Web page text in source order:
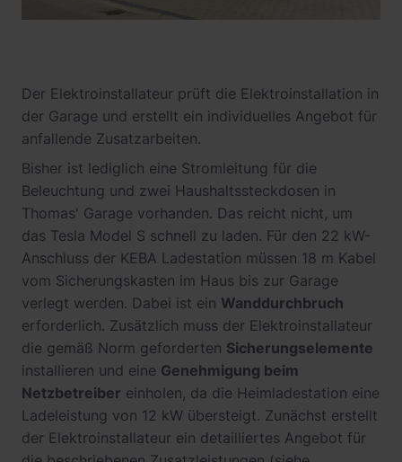
Der Elektroinstallateur prüft die Elektroinstallation in
der Garage und erstellt ein individuelles Angebot für
anfallende Zusatzarbeiten.
Bisher ist lediglich eine Stromleitung für die
Beleuchtung und zwei Haushaltssteckdosen in
Thomas' Garage vorhanden. Das reicht nicht, um
das Tesla Model S schnell zu laden. Für den 22 kW-
Anschluss der KEBA Ladestation müssen 18 m Kabel
vom Sicherungskasten im Haus bis zur Garage
verlegt werden. Dabei ist ein Wanddurchbruch
erforderlich. Zusätzlich muss der Elektroinstallateur
die gemäß Norm geforderten Sicherungselemente
installieren und eine Genehmigung beim
Netzbetreiber einholen, da die Heimladestation eine
Ladeleistung von 12 kW übersteigt. Zunächst erstellt
der Elektroinstallateur ein detailliertes Angebot für